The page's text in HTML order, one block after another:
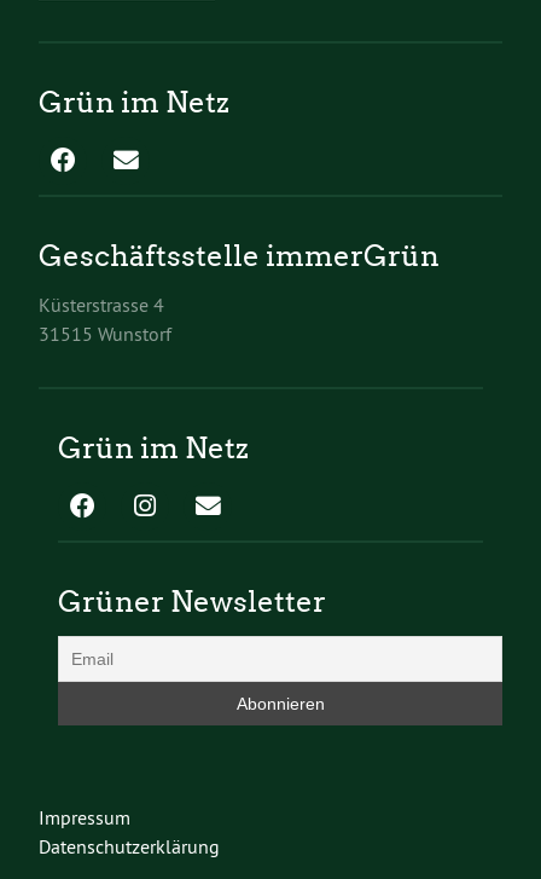
Grün im Netz
Geschäftsstelle immerGrün
Küsterstrasse 4
31515 Wunstorf
Grün im Netz
Grüner Newsletter
Impressum
Datenschutzerklärung